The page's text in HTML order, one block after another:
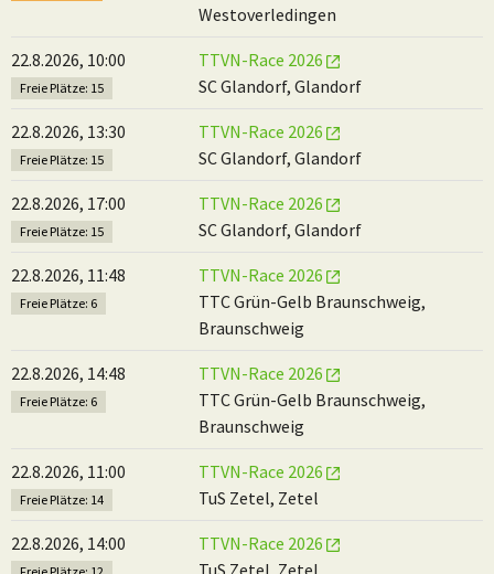
Westoverledingen
22.8.2026, 10:00
Freie Plätze: 15
TTVN-Race 2026
SC Glandorf, Glandorf
22.8.2026, 13:30
Freie Plätze: 15
TTVN-Race 2026
SC Glandorf, Glandorf
22.8.2026, 17:00
Freie Plätze: 15
TTVN-Race 2026
SC Glandorf, Glandorf
22.8.2026, 11:48
Freie Plätze: 6
TTVN-Race 2026
TTC Grün-Gelb Braunschweig,
Braunschweig
22.8.2026, 14:48
Freie Plätze: 6
TTVN-Race 2026
TTC Grün-Gelb Braunschweig,
Braunschweig
22.8.2026, 11:00
Freie Plätze: 14
TTVN-Race 2026
TuS Zetel, Zetel
22.8.2026, 14:00
TTVN-Race 2026
TuS Zetel, Zetel